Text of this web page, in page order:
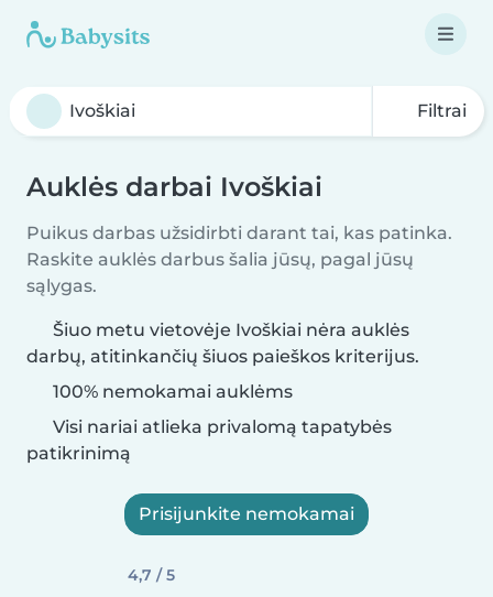
Filtrai
Auklės darbai Ivoškiai
Puikus darbas užsidirbti darant tai, kas patinka.
Raskite auklės darbus šalia jūsų, pagal jūsų
sąlygas.
Šiuo metu vietovėje Ivoškiai nėra auklės
darbų, atitinkančių šiuos paieškos kriterijus.
100% nemokamai auklėms
Visi nariai atlieka privalomą tapatybės
patikrinimą
Prisijunkite nemokamai
4,7 / 5